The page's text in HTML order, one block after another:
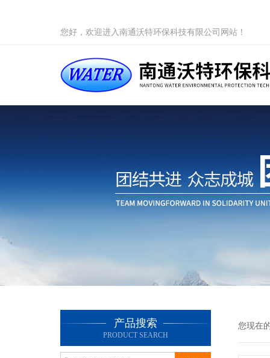
您好，欢迎进入南通沃特环保科技有限公司网站！
产品搜索
PRODUCT SEARCH
您现在